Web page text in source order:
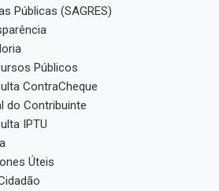
Públicas (SAGRES)
Públicos
ContraCheque
do Contribuinte
IPTU
Úteis